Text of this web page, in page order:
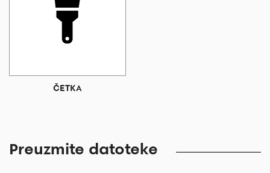
ČETKA
Preuzmite datoteke